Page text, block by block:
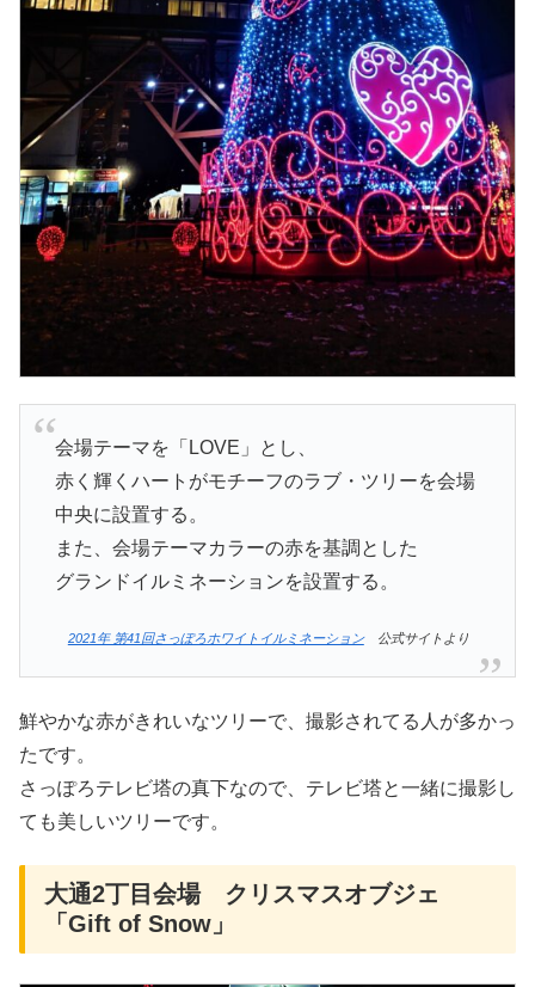
会場テーマを「LOVE」とし、
赤く輝くハートがモチーフのラブ・ツリーを会場
中央に設置する。
また、会場テーマカラーの赤を基調とした
グランドイルミネーションを設置する。
2021年 第41回さっぽろホワイトイルミネーション公式サイトより
鮮やかな赤がきれいなツリーで、撮影されてる人が多かっ
たです。
さっぽろテレビ塔の真下なので、テレビ塔と一緒に撮影し
ても美しいツリーです。
大通2丁目会場 クリスマスオブジェ
「Gift of Snow」